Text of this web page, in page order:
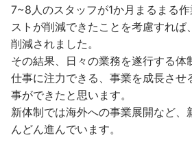
7~8人のスタッフが1か月まるまる
ストが削減できたことを考慮すれば
削減されました。
その結果、日々の業務を遂行する体
仕事に注力できる、事業を成長させ
事ができたと思います。
新体制では海外への事業展開など、
んどん進んでいます。